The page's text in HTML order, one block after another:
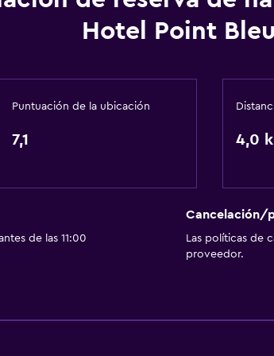
Salud y
Limpieza diaria
Mosquitera
Carga de
Hotel Point Bleu
Puntuación de la ubicación
7,1 4,0
de las 11:00
Cancelación/
Las políticas de
proveedor.